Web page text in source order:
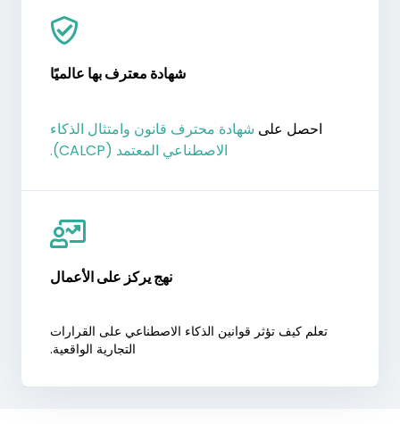
شهادة معترف بها عالميًا
احصل على شهادة محترف قانون وامتثال الذكاء
الاصطناعي المعتمد (CALCP).
نهج يركز على الأعمال
تعلم كيف تؤثر قوانين الذكاء الاصطناعي على القرارات
التجارية الواقعية.